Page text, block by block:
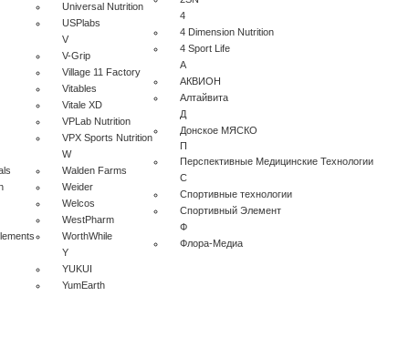
Universal Nutrition
USPlabs
V
V-Grip
Village 11 Factory
Vitables
Vitale XD
VPLab Nutrition
VPX Sports Nutrition
W
Walden Farms
Weider
Welcos
WestPharm
WorthWhile
Y
YUKUI
YumEarth
4
4 Dimension Nutrition
4 Sport Life
А
АКВИОН
Алтайвита
Д
Донское МЯСКО
П
Перспективные Медицинские Технологии
С
Спортивные технологии
Спортивный Элемент
Ф
Флора-Медиа